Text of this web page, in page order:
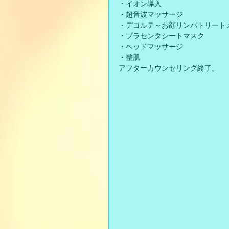
・イオン導入
・超音波マッサージ
・デコルテ～お顔リンパトリート
・プラセンタシートマスク
・ヘッドマッサージ
・整肌
アフターカウンセリング終了。